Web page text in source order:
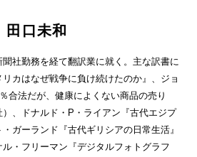
田口未和
社勤務を経て翻訳業に就く。主な訳書に
カはなぜ戦争に負け続けたのか』、ジョ
合法だが、健康によくない商品の売り
、ドナルド・P・ライアン『古代エジプ
ガーランド『古代ギリシアの日常生活』
ル・フリーマン『デジタルフォトグラフ